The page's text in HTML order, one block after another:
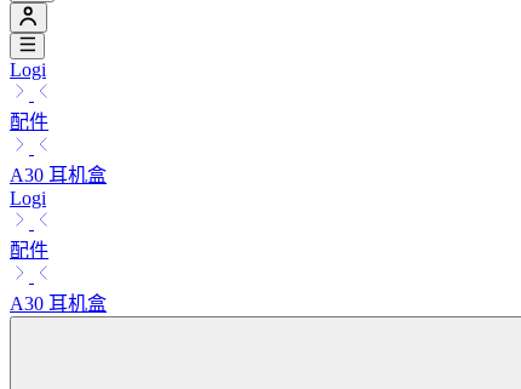
Logi
配件
A30 耳机盒
Logi
配件
A30 耳机盒